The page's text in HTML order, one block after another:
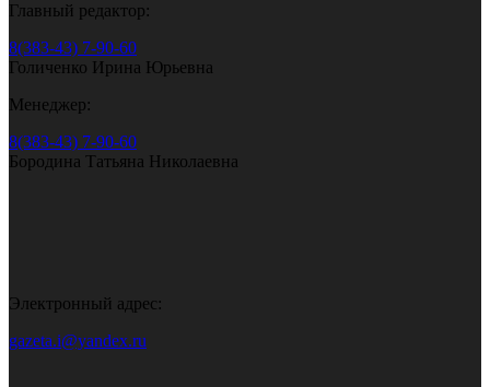
Главный редактор:
8(383-43) 7-90-60
Голиченко Ирина Юрьевна
Менеджер:
8(383-43) 7-90-60
Бородина Татьяна Николаевна
Электронный адрес:
gazeta.i@yandex.ru